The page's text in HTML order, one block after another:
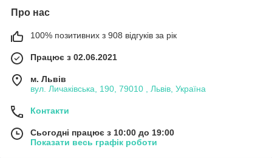
Про нас
100% позитивних з 908 відгуків за рік
Працює з 02.06.2021
м. Львів
вул. Личаківська, 190, 79010 , Львів, Україна
Контакти
Сьогодні працює з 10:00 до 19:00
Показати весь графік роботи